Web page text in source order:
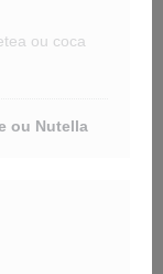
ou coca
ou Nutella